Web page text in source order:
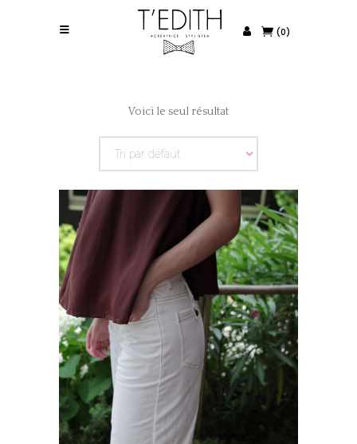
(0)
Voici le seul résultat
Tri par défaut